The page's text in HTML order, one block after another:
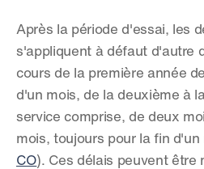
Après la période d'essai, les
s'appliquent à défaut d'autre
cours de la première année
d'un mois, de la deuxième à
service comprise, de deux
mois, toujours pour la fin d'un
CO). Ces délais peuvent être